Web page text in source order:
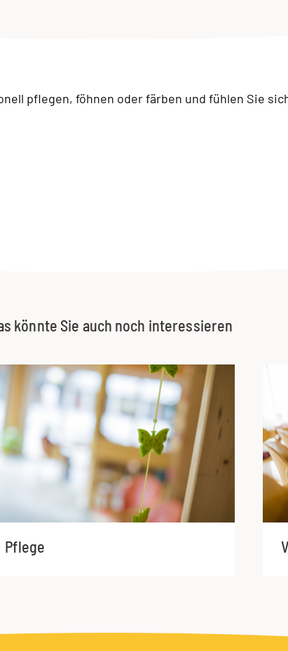
pflegen, föhnen oder färben und fühlen Sie
könnte Sie auch noch interessieren
Pflege